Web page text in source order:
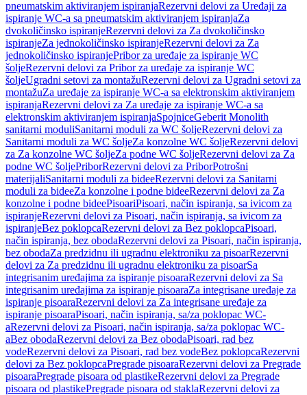
pneumatskim aktiviranjem ispiranjaRezervni delovi za Uređaji za
ispiranje WC-a sa pneumatskim aktiviranjem ispiranjaZa
dvokoličinsko ispiranjeRezervni delovi za Za dvokoličinsko
ispiranjeZa jednokoličinsko ispiranjeRezervni delovi za Za
jednokoličinsko ispiranjePribor za uređaje za ispiranje WC
šoljeRezervni delovi za Pribor za uređaje za ispiranje WC
šoljeUgradni setovi za montažuRezervni delovi za Ugradni setovi za
montažuZa uređaje za ispiranje WC-a sa elektronskim aktiviranjem
ispiranjaRezervni delovi za Za uređaje za ispiranje WC-a sa
elektronskim aktiviranjem ispiranjaSpojniceGeberit Monolith
sanitarni moduliSanitarni moduli za WC šoljeRezervni delovi za
Sanitarni moduli za WC šoljeZa konzolne WC šoljeRezervni delovi
za Za konzolne WC šoljeZa podne WC šoljeRezervni delovi za Za
podne WC šoljePriborRezervni delovi za PriborPotrošni
materijaliSanitarni moduli za bideeRezervni delovi za Sanitarni
moduli za bideeZa konzolne i podne bideeRezervni delovi za Za
konzolne i podne bideePisoariPisoari, način ispiranja, sa ivicom za
ispiranjeRezervni delovi za Pisoari, način ispiranja, sa ivicom za
ispiranjeBez poklopcaRezervni delovi za Bez poklopcaPisoari,
način ispiranja, bez obodaRezervni delovi za Pisoari, način ispiranja,
bez obodaZa predzidnu ili ugradnu elektroniku za pisoarRezervni
delovi za Za predzidnu ili ugradnu elektroniku za pisoarSa
integrisanim uređajima za ispiranje pisoaraRezervni delovi za Sa
integrisanim uređajima za ispiranje pisoaraZa integrisane uređaje za
ispiranje pisoaraRezervni delovi za Za integrisane uređaje za
ispiranje pisoaraPisoari, način ispiranja, sa/za poklopac WC-
aRezervni delovi za Pisoari, način ispiranja, sa/za poklopac WC-
aBez obodaRezervni delovi za Bez obodaPisoari, rad bez
vodeRezervni delovi za Pisoari, rad bez vodeBez poklopcaRezervni
delovi za Bez poklopcaPregrade pisoaraRezervni delovi za Pregrade
pisoaraPregrade pisoara od plastikeRezervni delovi za Pregrade
pisoara od plastikePregrade pisoara od staklaRezervni delovi za